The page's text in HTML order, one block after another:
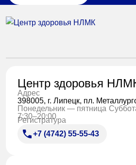
Центр здоровья
Адрес
398005, г. Липецк, пл.
Понедельник — пятница
7:30–20:00
Регистратура
+7 (4742) 55-55-43